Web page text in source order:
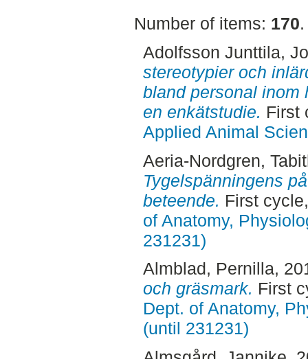
Number of items: 170.
Adolfsson Junttila,
stereotypier och
bland personal inom
en enkätstudie. First
Applied Animal
Aeria-Nordgren,
Tygelspänningens
beteende. First
of Anatomy,
231231)
Almblad, Pernilla,
och gräsmark. First
Dept. of Anatomy,
(until 231231)